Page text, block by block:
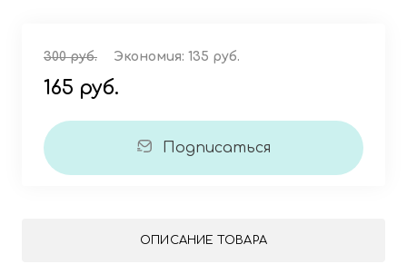
300 руб. Экономия: 135 руб.
165 руб.
Подписаться
ОПИСАНИЕ ТОВАРА